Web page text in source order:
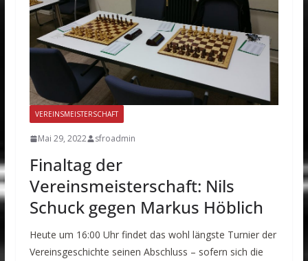
VEREINSMEISTERSCHAFT
Mai 29, 2022 sfroadmin
Finaltag der
Vereinsmeisterschaft: Nils
Schuck gegen Markus Höblich
Heute um 16:00 Uhr findet das wohl längste Turnier der
Vereinsgeschichte seinen Abschluss – sofern sich die